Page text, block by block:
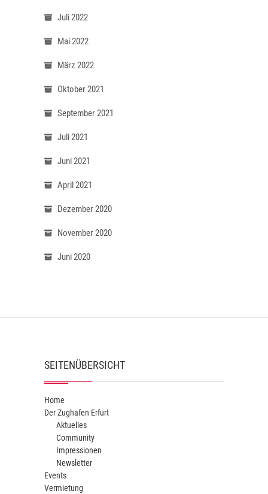
Juli 2022
Mai 2022
März 2022
Oktober 2021
September 2021
Juli 2021
Juni 2021
April 2021
Dezember 2020
November 2020
Juni 2020
SEITENÜBERSICHT
Home
Der Zughafen Erfurt
Aktuelles
Community
Impressionen
Newsletter
Events
Vermietung